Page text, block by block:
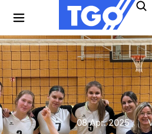
08 Apr. 2025